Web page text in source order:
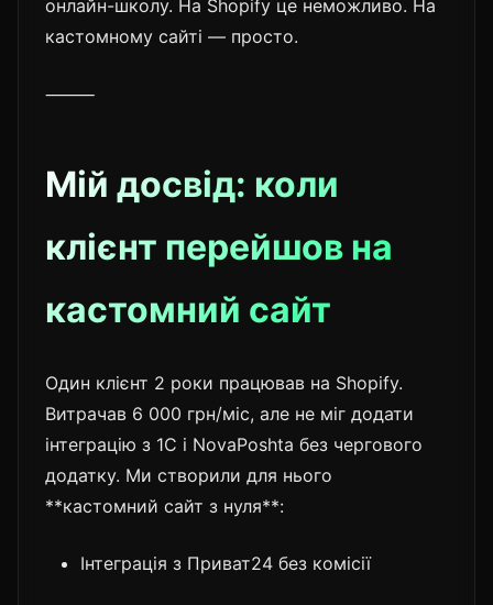
онлайн-школу. На Shopify це неможливо. На
кастомному сайті — просто.
⸻
Мій досвід: коли
клієнт перейшов на
кастомний сайт
Один клієнт 2 роки працював на Shopify.
Витрачав 6 000 грн/міс, але не міг додати
інтеграцію з 1С і NovaPoshta без чергового
додатку. Ми створили для нього
**кастомний сайт з нуля**:
Інтеграція з Приват24 без комісії